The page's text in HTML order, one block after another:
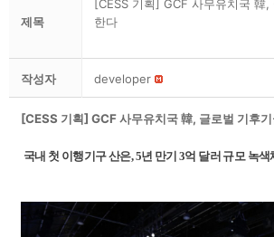
제목
[CESS 기획] GCF 사무유치국 韓,
한다
작성자 developer
[CESS 기획] GCF 사무유치국 韓, 글로벌 기후
국내 첫 이행기구 산은, 5년 만기 3억 달러 규모 녹색